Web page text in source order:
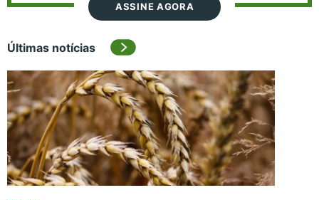
ASSINE AGORA
Últimas notícias